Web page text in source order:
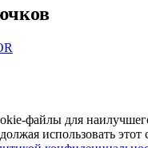
файлы для
использовать этот